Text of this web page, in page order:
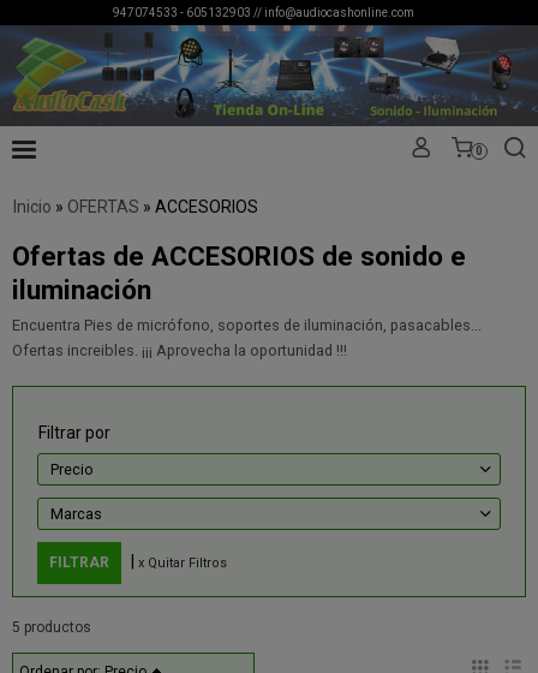
947074533 - 605132903 // info@audiocashonline.com
0
Inicio » OFERTAS » ACCESORIOS
Ofertas de ACCESORIOS de sonido e
iluminación
Encuentra Pies de micrófono, soportes de iluminación, pasacables...
Ofertas increibles. ¡¡¡ Aprovecha la oportunidad !!!
Filtrar por
Precio
Marcas
x Quitar Filtros
5 productos